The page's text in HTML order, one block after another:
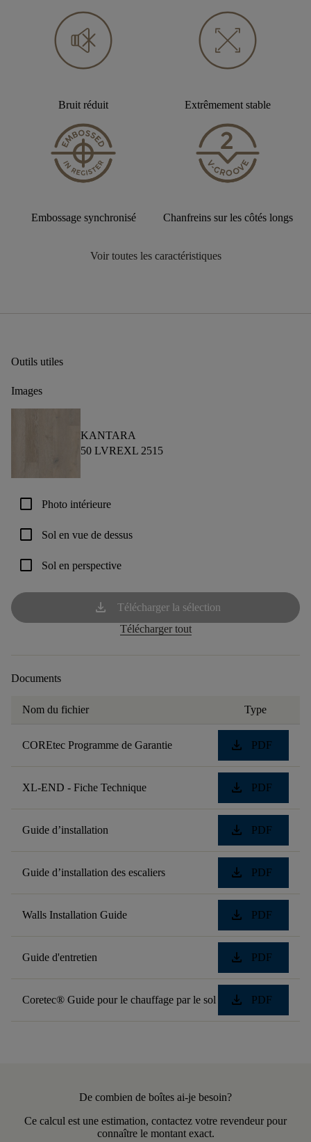
Bruit réduit Extrêmement stable
Embossage synchronisé Chanfreins sur les côtés longs
Voir toutes les caractéristiques
Outils utiles
Images
KANTARA
50 LVREXL 2515
check_box_outline_blank Photo intérieure
check_box_outline_blank Sol en vue de dessus
check_box_outline_blank Sol en perspective
download
Télécharger la sélection
Télécharger tout
Documents
Nom du fichier Type
COREtec Programme de Garantie download PDF
XL-END - Fiche Technique download PDF
Guide d’installation download PDF
Guide d’installation des escaliers download PDF
Walls Installation Guide download PDF
Guide d'entretien download PDF
Coretec® Guide pour le chauffage par le sol download PDF
De combien de boîtes ai-je besoin?
Ce calcul est une estimation, contactez votre revendeur pour
connaître le montant exact.